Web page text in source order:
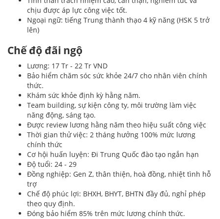
chịu được áp lực công việc tốt.
Ngoại ngữ: tiếng Trung thành thạo 4 kỹ năng (HSK 5 trở
lên)
Chế độ đãi ngộ
Lương: 17 Tr - 22 Tr VND
Bảo hiểm chăm sóc sức khỏe 24/7 cho nhân viên chính
thức.
Khám sức khỏe định kỳ hằng năm.
Team building, sự kiện công ty, môi trường làm việc
năng động, sáng tạo.
Được review lương hằng năm theo hiệu suất công việc
Thời gian thử việc: 2 tháng hưởng 100% mức lương
chính thức
Cơ hội huấn luyện: Đi Trung Quốc đào tạo ngắn hạn
Độ tuổi: 24 - 29
Đồng nghiệp: Gen Z, thân thiện, hoà đồng, nhiệt tình hỗ
trợ
Chế độ phúc lợi: BHXH, BHYT, BHTN đầy đủ, nghỉ phép
theo quy định.
Đóng bảo hiểm 85% trên mức lương chính thức.